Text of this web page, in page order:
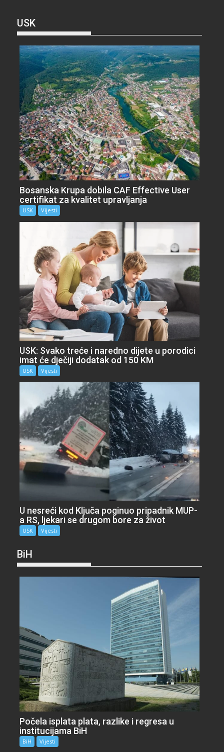
USK
Bosanska Krupa dobila CAF Effective User
certifikat za kvalitet upravljanja
USK Vijesti
USK: Svako treće i naredno dijete u porodici
imat će dječiji dodatak od 150 KM
USK Vijesti
U nesreći kod Ključa poginuo pripadnik MUP-
a RS, ljekari se drugom bore za život
USK Vijesti
BiH
Počela isplata plata, razlike i regresa u
institucijama BiH
BiH Vijesti